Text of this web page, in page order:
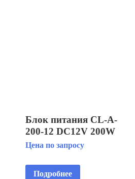
Блок питания CL-A-
200-12 DC12V 200W
16,6A IP20
02-L)
Цена по запросу
Подробнее